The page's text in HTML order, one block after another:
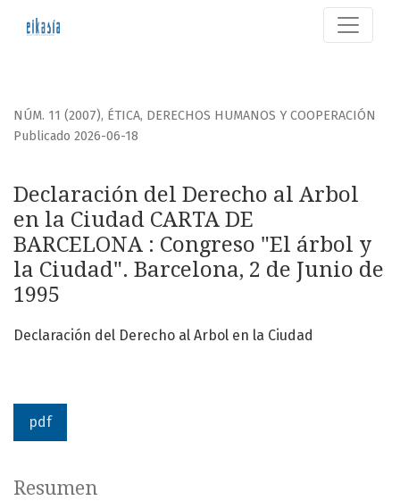
Declaración del Derecho al Arbol en la Ciudad CARTA DE
NÚM. 11 (2007), ÉTICA, DERECHOS HUMANOS Y COOPERACIÓN
Declaración del Derecho al Arbol
en la Ciudad CARTA DE
BARCELONA : Congreso "El árbol y
la Ciudad". Barcelona, 2 de Junio de
1995
Publicado 2026-06-18
Declaración del Derecho al Arbol en la Ciudad
pdf
Resumen